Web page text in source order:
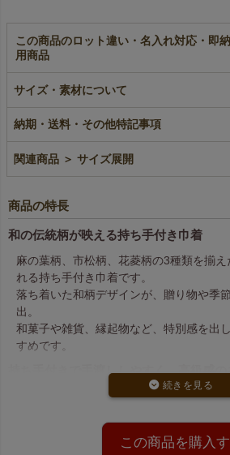
この商品のロット違い・名入れ対応・即
用商品
【小ロット】和柄手提
げ巾着｜不織布ラッピ
¥ 2,068 税込
【名入れ大ロット
用）
大ロット名入れ
サイズ・素材について
納期・送料・その他特記事項
関連商品 ＞ サイズ展開
商品の特長
和の伝統柄が映える持ち手付き巾着
麻の葉柄、市松柄、花菱柄の3種類を揃
れる持ち手付き巾着です。
落ち着いた和柄デザインが、贈り物や季
出。
和菓子や雑貨、縁起物など、特別感を出
すめです。
持ち手付きで手渡ししやすく、高級感の
持ち手付きのため、そのまま手渡ししや
持ち手部分に高さがあることで、通常の
された印象に仕上がります。この商品を購入